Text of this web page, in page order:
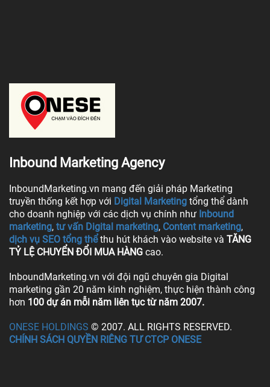
Inbound Marketing Agency
InboundMarketing.vn mang đến giải pháp Marketing
truyền thống kết hợp với Digital Marketing tổng thể dành
cho doanh nghiệp với các dịch vụ chính như Inbound
marketing, tư vấn Digital marketing, Content marketing,
dịch vụ SEO tổng thể thu hút khách vào website và TĂNG
TỶ LỆ CHUYỂN ĐỔI MUA HÀNG cao.
InboundMarketing.vn với đội ngũ chuyên gia Digital
marketing gần 20 năm kinh nghiệm, thực hiện thành công
hơn 100 dự án mỗi năm liên tục từ năm 2007.
ONESE HOLDINGS © 2007. ALL RIGHTS RESERVED.
CHÍNH SÁCH QUYỀN RIÊNG TƯ CTCP ONESE